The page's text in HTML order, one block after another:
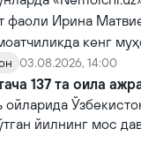
фаоли Ирина
кенг
03.08.2026, 14:00
137 та оила
йилнинг мос